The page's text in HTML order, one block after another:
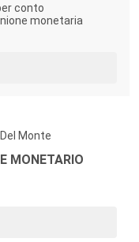
conto
monetaria
Monte
MONETARIO